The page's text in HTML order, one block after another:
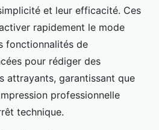
et leur efficacité. Ces
rapidement le mode
fonctionnalités de
pour rédiger des
attrayants, garantissant que
professionnelle
technique.